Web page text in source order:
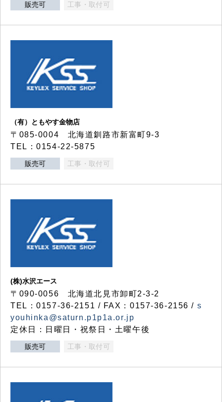
販売可 工事・取付可
（有）ともやす金物店
〒085-0004 北海道釧路市新富町9-3
TEL：0154-22-5875
販売可 工事・取付可
(株)水沢エース
〒090-0056 北海道北見市卸町2-3-2
TEL：0157-36-2151 / FAX：0157-36-2156 / s
youhinka@saturn.p1p1a.or.jp
定休日：日曜日・祝祭日・土曜午後
販売可 工事・取付可